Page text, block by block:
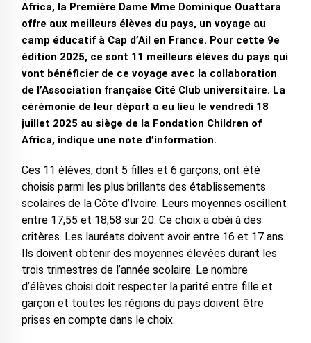
Africa, la Première Dame Mme Dominique Ouattara
offre aux meilleurs élèves du pays, un voyage au
camp éducatif à Cap d’Ail en France. Pour cette 9e
édition 2025, ce sont 11 meilleurs élèves du pays qui
vont bénéficier de ce voyage avec la collaboration
de l’Association française Cité Club universitaire. La
cérémonie de leur départ a eu lieu le vendredi 18
juillet 2025 au siège de la Fondation Children of
Africa, indique une note d’information.
Ces 11 élèves, dont 5 filles et 6 garçons, ont été
choisis parmi les plus brillants des établissements
scolaires de la Côte d’Ivoire. Leurs moyennes oscillent
entre 17,55 et 18,58 sur 20. Ce choix a obéi à des
critères. Les lauréats doivent avoir entre 16 et 17 ans.
Ils doivent obtenir des moyennes élevées durant les
trois trimestres de l’année scolaire. Le nombre
d’élèves choisi doit respecter la parité entre fille et
garçon et toutes les régions du pays doivent être
prises en compte dans le choix.